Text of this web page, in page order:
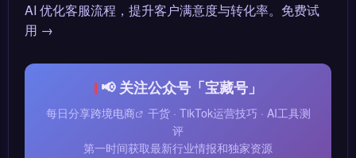
AI 优化客服流程，提升客户满意度与转化率。免费试
用 →
📢 关注公众号「宝藏号」
每日分享跨境电商
干货 · TikTok运营技巧 · AI工具测
评
第一时间获取最新行业情报和独家资源